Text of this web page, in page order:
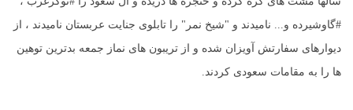
#گاوشیرده و... نامیدند و "شیخ نمر" را تابلوی جنایت عربستان نامیدند ، از
دیوارهای سفارتش آویزان شده و از تریبون های نماز جمعه بدترین توهین
ها را به مقامات سعودی کردند.